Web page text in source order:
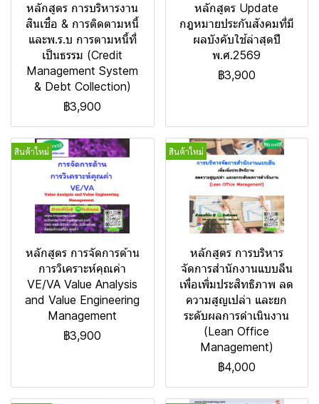
หลักสูตร การบริหารงาน
สินเชื่อ & การติดตามหนี้
และพ.ร.บ การตามหนี้ที่
เป็นธรรม (Credit
Management System
& Debt Collection)
฿3,900
หลักสูตร Update
กฎหมายประกันสังคมที่มี
ผลบังคับใช้ล่าสุดปี
พ.ศ.2569
฿3,900
สินค้าใหม่
หลักสูตร การจัดการด้าน
การวิเคราะห์คุณค่า
VE/VA Value Analysis
and Value Engineering
Management
฿3,900
สินค้าใหม่
หลักสูตร การบริหาร
จัดการสำนักงานแบบลีน
เพื่อเพิ่มประสิทธิภาพ ลด
ความสูญเปล่า และยก
ระดับผลการดำเนินงาน
(Lean Office
Management)
฿4,000